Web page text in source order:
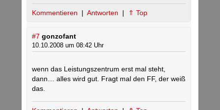
Kommentieren | Antworten | ⇑ Top
#7 gonzofant
10.10.2008 um 08:42 Uhr
wenn das Leistungszentrum erst mal steht,
dann… alles wird gut. Fragt mal den FF, der weiß
das.